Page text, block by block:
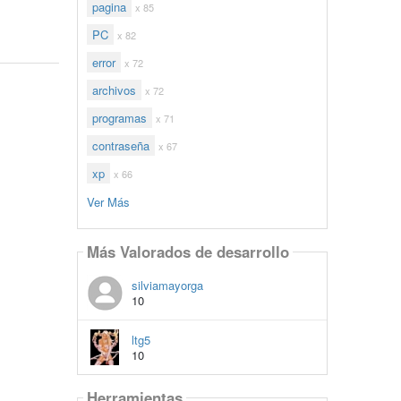
pagina x 85
PC x 82
error x 72
archivos x 72
programas x 71
contraseña x 67
xp x 66
Ver Más
Más Valorados de desarrollo
silviamayorga
10
ltg5
10